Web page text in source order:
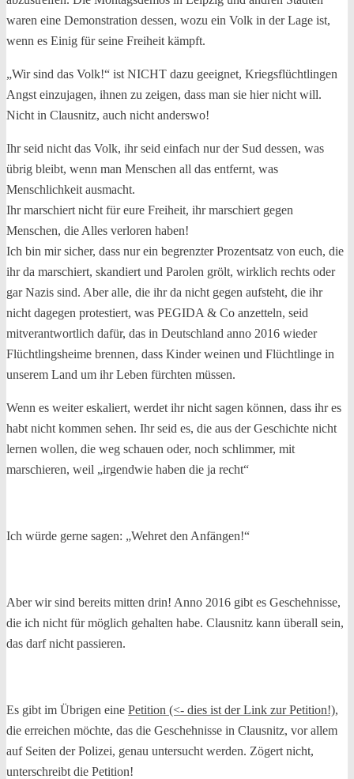
waren eine Demonstration dessen, wozu ein Volk in der Lage ist,
wenn es Einig für seine Freiheit kämpft.
„Wir sind das Volk!“ ist NICHT dazu geeignet, Kriegsflüchtlingen
Angst einzujagen, ihnen zu zeigen, dass man sie hier nicht will.
Nicht in Clausnitz, auch nicht anderswo!
Ihr seid nicht das Volk, ihr seid einfach nur der Sud dessen, was
übrig bleibt, wenn man Menschen all das entfernt, was
Menschlichkeit ausmacht.
Ihr marschiert nicht für eure Freiheit, ihr marschiert gegen
Menschen, die Alles verloren haben!
Ich bin mir sicher, dass nur ein begrenzter Prozentsatz von euch, die
ihr da marschiert, skandiert und Parolen grölt, wirklich rechts oder
gar Nazis sind. Aber alle, die ihr da nicht gegen aufsteht, die ihr
nicht dagegen protestiert, was PEGIDA & Co anzetteln, seid
mitverantwortlich dafür, das in Deutschland anno 2016 wieder
Flüchtlingsheime brennen, dass Kinder weinen und Flüchtlinge in
unserem Land um ihr Leben fürchten müssen.
Wenn es weiter eskaliert, werdet ihr nicht sagen können, dass ihr es
habt nicht kommen sehen. Ihr seid es, die aus der Geschichte nicht
lernen wollen, die weg schauen oder, noch schlimmer, mit
marschieren, weil „irgendwie haben die ja recht“
Ich würde gerne sagen: „Wehret den Anfängen!“
Aber wir sind bereits mitten drin! Anno 2016 gibt es Geschehnisse,
die ich nicht für möglich gehalten habe. Clausnitz kann überall sein,
das darf nicht passieren.
Es gibt im Übrigen eine Petition (<- dies ist der Link zur Petition!),
die erreichen möchte, das die Geschehnisse in Clausnitz, vor allem
auf Seiten der Polizei, genau untersucht werden. Zögert nicht,
unterschreibt die Petition!